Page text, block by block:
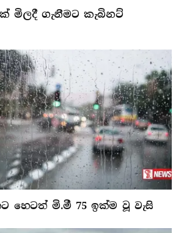
මිලදී ගැනීමට කැබිනට්
හෙටත් මි.මී 75 ඉක්ම වූ වැසි